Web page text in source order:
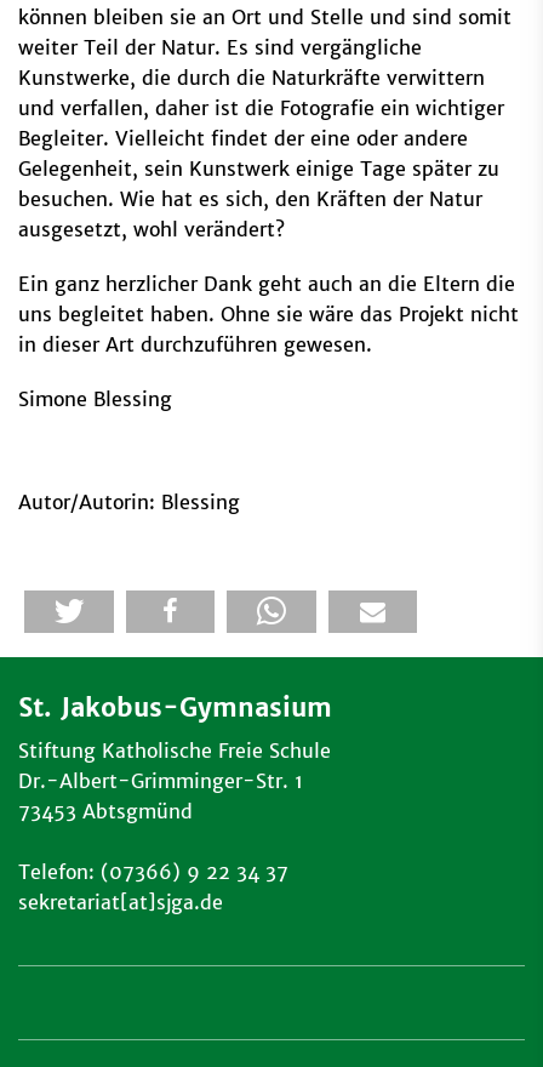
können bleiben sie an Ort und Stelle und sind somit
weiter Teil der Natur. Es sind vergängliche
Kunstwerke, die durch die Naturkräfte verwittern
und verfallen, daher ist die Fotografie ein wichtiger
Begleiter. Vielleicht findet der eine oder andere
Gelegenheit, sein Kunstwerk einige Tage später zu
besuchen. Wie hat es sich, den Kräften der Natur
ausgesetzt, wohl verändert?
Ein ganz herzlicher Dank geht auch an die Eltern die
uns begleitet haben. Ohne sie wäre das Projekt nicht
in dieser Art durchzuführen gewesen.
Simone Blessing
Autor/Autorin: Blessing
St. Jakobus-Gymnasium
Stiftung Katholische Freie Schule
Dr.-Albert-Grimminger-Str. 1
73453 Abtsgmünd
Telefon: (07366) 9 22 34 37
sekretariat[at]sjga.de